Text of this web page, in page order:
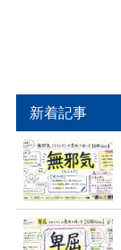
新着記事